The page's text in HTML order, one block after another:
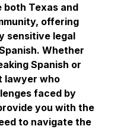
both Texas and
offering
sensitive legal
Whether
Spanish or
lawyer who
faced by
you with the
to navigate the